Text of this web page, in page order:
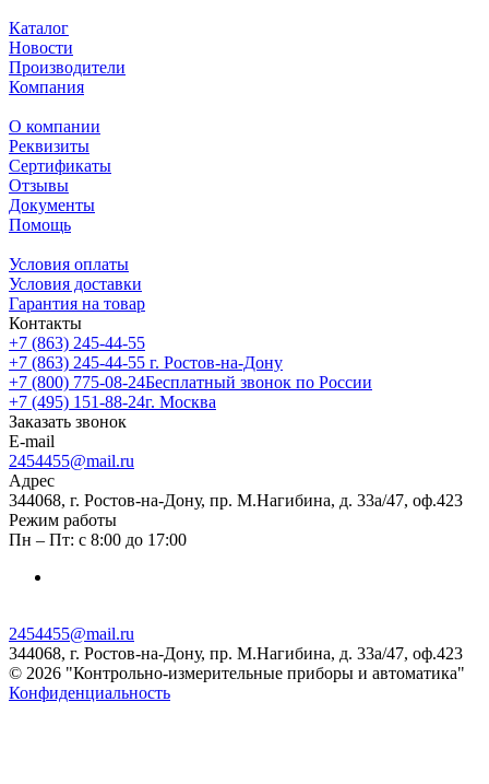
Каталог
Новости
Производители
Компания
О компании
Реквизиты
Сертификаты
Отзывы
Документы
Помощь
Условия оплаты
Условия доставки
Гарантия на товар
Контакты
+7 (863) 245-44-55
+7 (863) 245-44-55 г. Ростов-на-Дону
+7 (800) 775-08-24Бесплатный звонок по России
+7 (495) 151-88-24г. Москва
Заказать звонок
E-mail
2454455@mail.ru
Адрес
344068, г. Ростов-на-Дону, пр. М.Нагибина, д. 33а/47, оф.423
Режим работы
Пн – Пт: с 8:00 до 17:00
2454455@mail.ru
344068, г. Ростов-на-Дону, пр. М.Нагибина, д. 33а/47, оф.423
© 2026 "Контрольно-измерительные приборы и автоматика"
Конфиденциальность